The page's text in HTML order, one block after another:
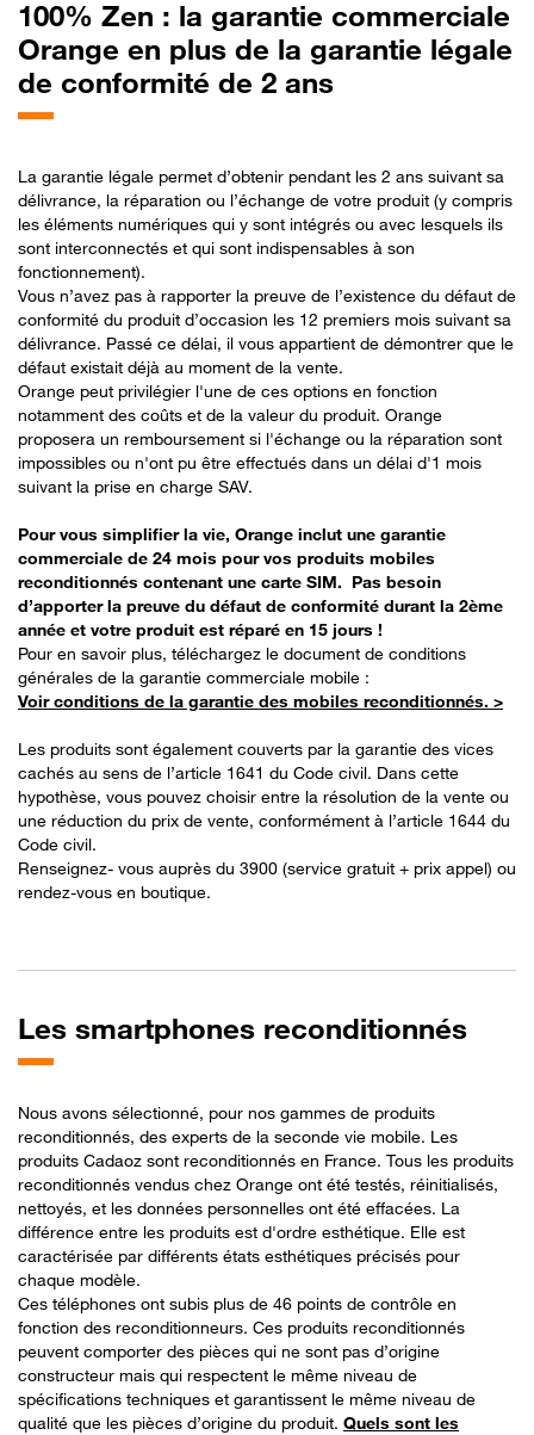
100% Zen : la garantie commerciale
Orange en plus de la garantie légale
de conformité de 2 ans
La garantie légale permet d’obtenir pendant les 2 ans suivant sa
délivrance, la réparation ou l’échange de votre produit (y compris
les éléments numériques qui y sont intégrés ou avec lesquels ils
sont interconnectés et qui sont indispensables à son
fonctionnement).​
Vous n’avez pas à rapporter la preuve de l’existence du défaut de
conformité du produit d’occasion les 12 premiers mois suivant sa
délivrance. Passé ce délai, il vous appartient de démontrer que le
défaut existait déjà au moment de la vente​.
Orange peut privilégier l'une de ces options en fonction
notamment des coûts et de la valeur du produit. Orange
proposera un remboursement si l'échange ou la réparation sont
impossibles ou n'ont pu être effectués dans un délai d'1 mois
suivant la prise en charge SAV.​
Pour vous simplifier la vie, Orange inclut une garantie
commerciale de 24 mois pour vos produits mobiles
reconditionnés contenant une carte SIM. Pas besoin
d’apporter la preuve du défaut de conformité​ durant la 2ème
année et votre produit est réparé en 15 jours !
Pour en savoir plus, téléchargez le document de conditions
générales de la garantie commerciale mobile : ​
Voir conditions de la garantie des mobiles reconditionnés. >
Les produits sont également couverts par la garantie des vices
cachés au sens de l’article 1641 du Code civil. Dans cette
hypothèse, vous pouvez choisir entre la résolution de la vente ou
une réduction du prix de vente, conformément à l’article 1644 du
Code civil.​
Renseignez- vous auprès du 3900 (service gratuit + prix appel) ou
rendez-vous en boutique.
Les smartphones reconditionnés
Nous avons sélectionné, pour nos gammes de produits
reconditionnés, des experts de la seconde vie mobile. Les
produits Cadaoz sont reconditionnés en France. Tous les produits
reconditionnés vendus chez Orange ont été testés, réinitialisés,
nettoyés, et les données personnelles ont été effacées. La
différence entre les produits est d'ordre esthétique. Elle est
caractérisée par différents états esthétiques précisés pour
chaque modèle.
Ces téléphones ont subis plus de 46 points de contrôle en
fonction des reconditionneurs. Ces produits reconditionnés
peuvent comporter des pièces qui ne sont pas d’origine
constructeur mais qui respectent le même niveau de
spécifications techniques et garantissent le même niveau de
qualité que les pièces d’origine du produit. Quels sont les